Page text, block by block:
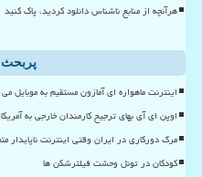
هرآنچه از منابع ناشناس دانلود کردید، پاک کنید
پربحث
اینترنت ماهواره ای آمازون مستقیم به موبایل
اوپن ای آی بهای ترجیح کارمندان خارجی به
مرگ دورکاری در ایران وقتی اینترنت ناپایدار
کودکان در تونل وحشت فیلترشکن ها